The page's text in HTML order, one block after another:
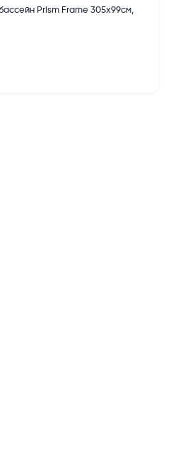
Prism Frame 305х99см,